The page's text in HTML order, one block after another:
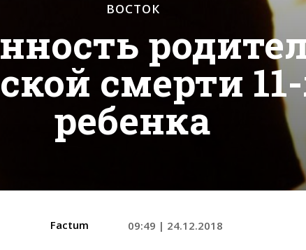
ВОСТОК
смерти
ребенка
Factum 09:49 | 24.12.2018